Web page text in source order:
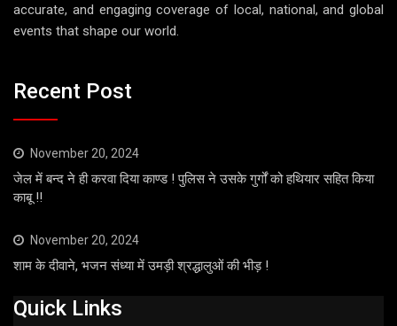
accurate, and engaging coverage of local, national, and global
events that shape our world.
Recent Post
November 20, 2024
जेल में बन्द ने ही करवा दिया काण्ड ! पुलिस ने उसके गुर्गों को हथियार सहित किया
काबू !!
November 20, 2024
शाम के दीवाने, भजन संध्या में उमड़ी श्रद्धालुओं की भीड़ !
Quick Links